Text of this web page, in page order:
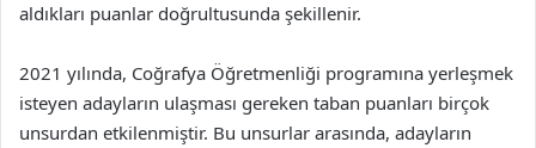
aldıkları puanlar doğrultusunda şekillenir.
2021 yılında, Coğrafya Öğretmenliği programına yerleşmek
isteyen adayların ulaşması gereken taban puanları birçok
unsurdan etkilenmiştir. Bu unsurlar arasında, adayların